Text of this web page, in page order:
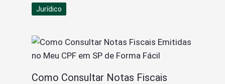
Jurídico
Como Consultar Notas Fiscais